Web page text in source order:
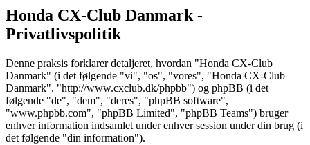
Honda CX-Club Danmark -
Privatlivspolitik
Denne praksis forklarer detaljeret, hvordan "Honda CX-Club
Danmark" (i det følgende "vi", "os", "vores", "Honda CX-Club
Danmark", "http://www.cxclub.dk/phpbb") og phpBB (i det
følgende "de", "dem", "deres", "phpBB software",
"www.phpbb.com", "phpBB Limited", "phpBB Teams") bruger
enhver information indsamlet under enhver session under din brug (i
det følgende "din information").